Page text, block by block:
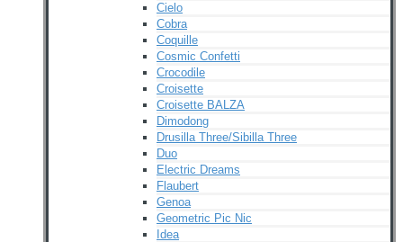
Cielo
Cobra
Coquille
Cosmic Confetti
Crocodile
Croisette
Croisette BALZA
Dimodong
Drusilla Three/Sibilla Three
Duo
Electric Dreams
Flaubert
Genoa
Geometric Pic Nic
Idea